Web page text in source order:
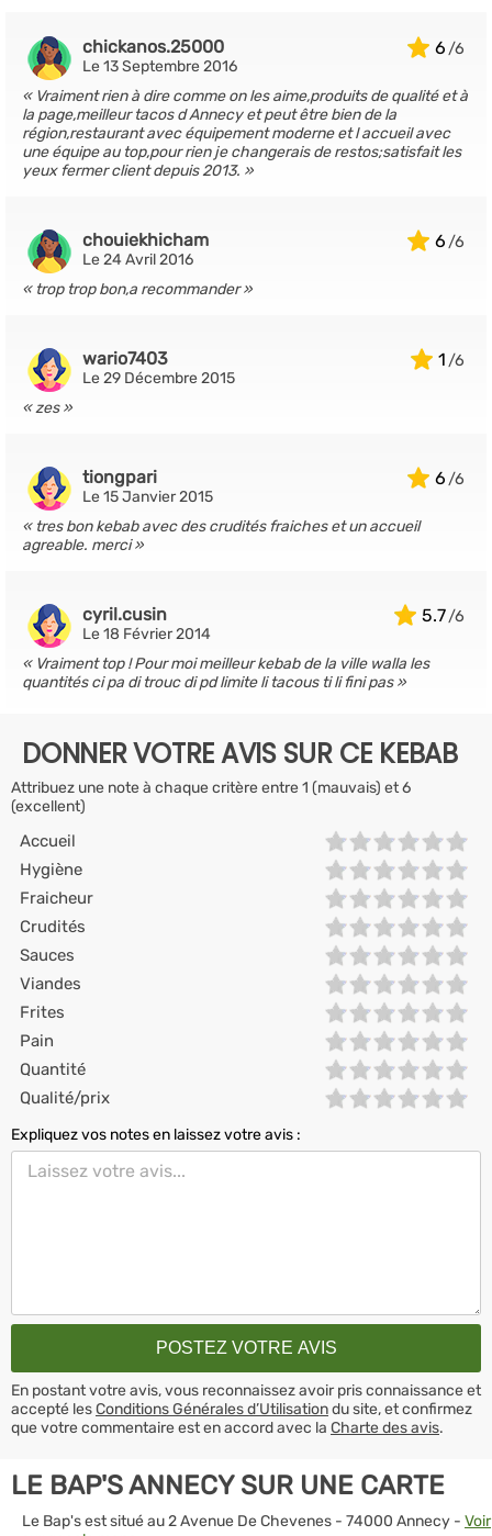
6
chickanos.25000
Le 13 Septembre 2016
Vraiment rien à dire comme on les aime,produits de qualité et à
la page,meilleur tacos d Annecy et peut être bien de la
région,restaurant avec équipement moderne et l accueil avec
une équipe au top,pour rien je changerais de restos;satisfait les
yeux fermer client depuis 2013.
6
chouiekhicham
Le 24 Avril 2016
trop trop bon,a recommander
1
wario7403
Le 29 Décembre 2015
zes
6
tiongpari
Le 15 Janvier 2015
tres bon kebab avec des crudités fraiches et un accueil
agreable. merci
5.7
cyril.cusin
Le 18 Février 2014
Vraiment top ! Pour moi meilleur kebab de la ville walla les
quantités ci pa di trouc di pd limite li tacous ti li fini pas
DONNER VOTRE AVIS SUR CE KEBAB
Attribuez une note à chaque critère entre 1 (mauvais) et 6
(excellent)
Accueil
Hygiène
Fraicheur
Crudités
Sauces
Viandes
Frites
Pain
Quantité
Qualité/prix
Expliquez vos notes en laissez votre avis :
En postant votre avis, vous reconnaissez avoir pris connaissance et
accepté lesConditions Générales d’Utilisationdu site, et confirmez
que votre commentaire est en accord avec la Charte des avis.
LE BAP'S ANNECY SUR UNE CARTE
Le Bap's est situé au 2 Avenue De Chevenes - 74000 Annecy - Voir